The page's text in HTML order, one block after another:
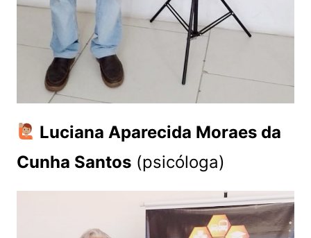
Luciana Aparecida Moraes da
Cunha Santos(psicóloga)